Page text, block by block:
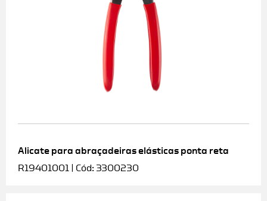
Alicate para abraçadeiras elásticas ponta reta
R19401001 | Cód: 3300230